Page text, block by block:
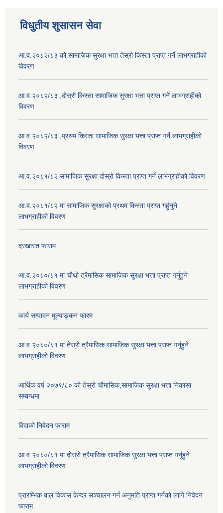
विधुतीय शुसासन सेवा
आ.व.२०८२/८३ को सामाजिक सुरक्षा भत्ता तेस्रो किस्ता प्राप्त गर्ने लाभग्राहीको
विवरण
आ.व.२०८२/८३ ,दोस्रो किस्ता सामाजिक सुरक्षा भत्ता प्राप्त गर्ने लाभग्राहीको
विवरण
आ.व.२०८२/८३ ,प्रथम किस्ता सामाजिक सुरक्षा भत्ता प्राप्त गर्ने लाभग्राहीको
विवरण
आ.व.२०८१/८२ सामाजिक सुरक्षा दोस्रो किस्ता प्राप्त गर्ने लाभग्राहीको विवरण
आ.व.२०८१/८२ मा सामाजिक सुरक्षाको प्रथम किस्ता प्राप्त गर्हुनुने
लाभग्राहीको विवरण
दरखास्त फाराम
आ.व.२०८०/८१ मा चौथो त्रैमासिक सामाजिक सुरक्षा भत्ता प्राप्त गर्नुहुने
लाभग्राहीको विवरण
कार्य सम्पादन मूल्याङ्कन फारम
आ.व.२०८०/८१ मा तेस्रो त्रैमासिक सामाजिक सुरक्षा भत्ता प्राप्त गर्नुहुने
लाभग्राहीको विवरण
आर्थिक वर्ष २०७९/८० को तेस्रो चौमासिक,सामाजिक सुरक्षा भत्ता निकासा
सम्बन्धमा
विदाको निवेदन फाराम
आ.व.२०८०/८१ मा दोस्रो त्रैमासिक सामाजिक सुरक्षा भत्ता प्राप्त गर्नुहुने
लाभग्राहीको विवरण
प्रारम्भिक बाल विकास केन्द्र सञ्चालन गर्न अनुमति प्राप्त गर्नको लागि निवेदन
फाराम